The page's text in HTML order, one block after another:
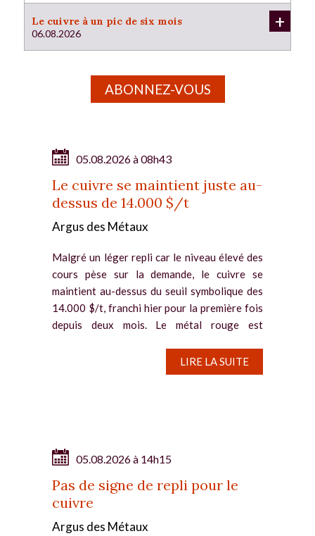
Le cuivre à un pic de six mois
06.08.2026
+
ABONNEZ-VOUS
05.08.2026 à 08h43
Le cuivre se maintient juste au-
dessus de 14.000 $/t
Argus des Métaux
Malgré un léger repli car le niveau élevé des
cours pèse sur la demande, le cuivre se
maintient au-dessus du seuil symbolique des
14.000 $/t, franchi hier pour la première fois
depuis deux mois. Le métal rouge est
LIRE LA SUITE
05.08.2026 à 14h15
Pas de signe de repli pour le
cuivre
Argus des Métaux